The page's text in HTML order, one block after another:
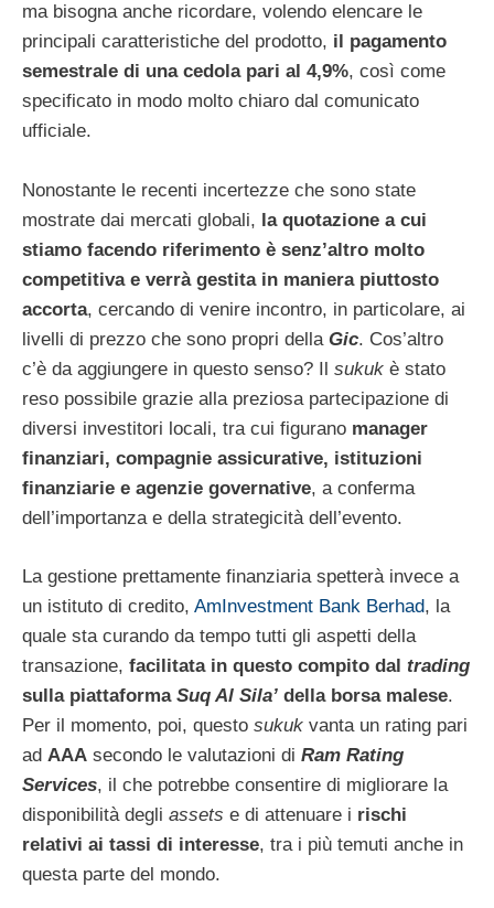
ma bisogna anche ricordare, volendo elencare le
principali caratteristiche del prodotto, il pagamento
semestrale di una cedola pari al 4,9%, così come
specificato in modo molto chiaro dal comunicato
ufficiale.
Nonostante le recenti incertezze che sono state
mostrate dai mercati globali, la quotazione a cui
stiamo facendo riferimento è senz’altro molto
competitiva e verrà gestita in maniera piuttosto
accorta, cercando di venire incontro, in particolare, ai
livelli di prezzo che sono propri della Gic. Cos’altro
c’è da aggiungere in questo senso? Il sukuk è stato
reso possibile grazie alla preziosa partecipazione di
diversi investitori locali, tra cui figurano manager
finanziari, compagnie assicurative, istituzioni
finanziarie e agenzie governative, a conferma
dell’importanza e della strategicità dell’evento.
La gestione prettamente finanziaria spetterà invece a
un istituto di credito, AmInvestment Bank Berhad, la
quale sta curando da tempo tutti gli aspetti della
transazione, facilitata in questo compito dal trading
sulla piattaforma Suq Al Sila’ della borsa malese.
Per il momento, poi, questo sukuk vanta un rating pari
ad AAA secondo le valutazioni di Ram Rating
Services, il che potrebbe consentire di migliorare la
disponibilità degli assets e di attenuare i rischi
relativi ai tassi di interesse, tra i più temuti anche in
questa parte del mondo.